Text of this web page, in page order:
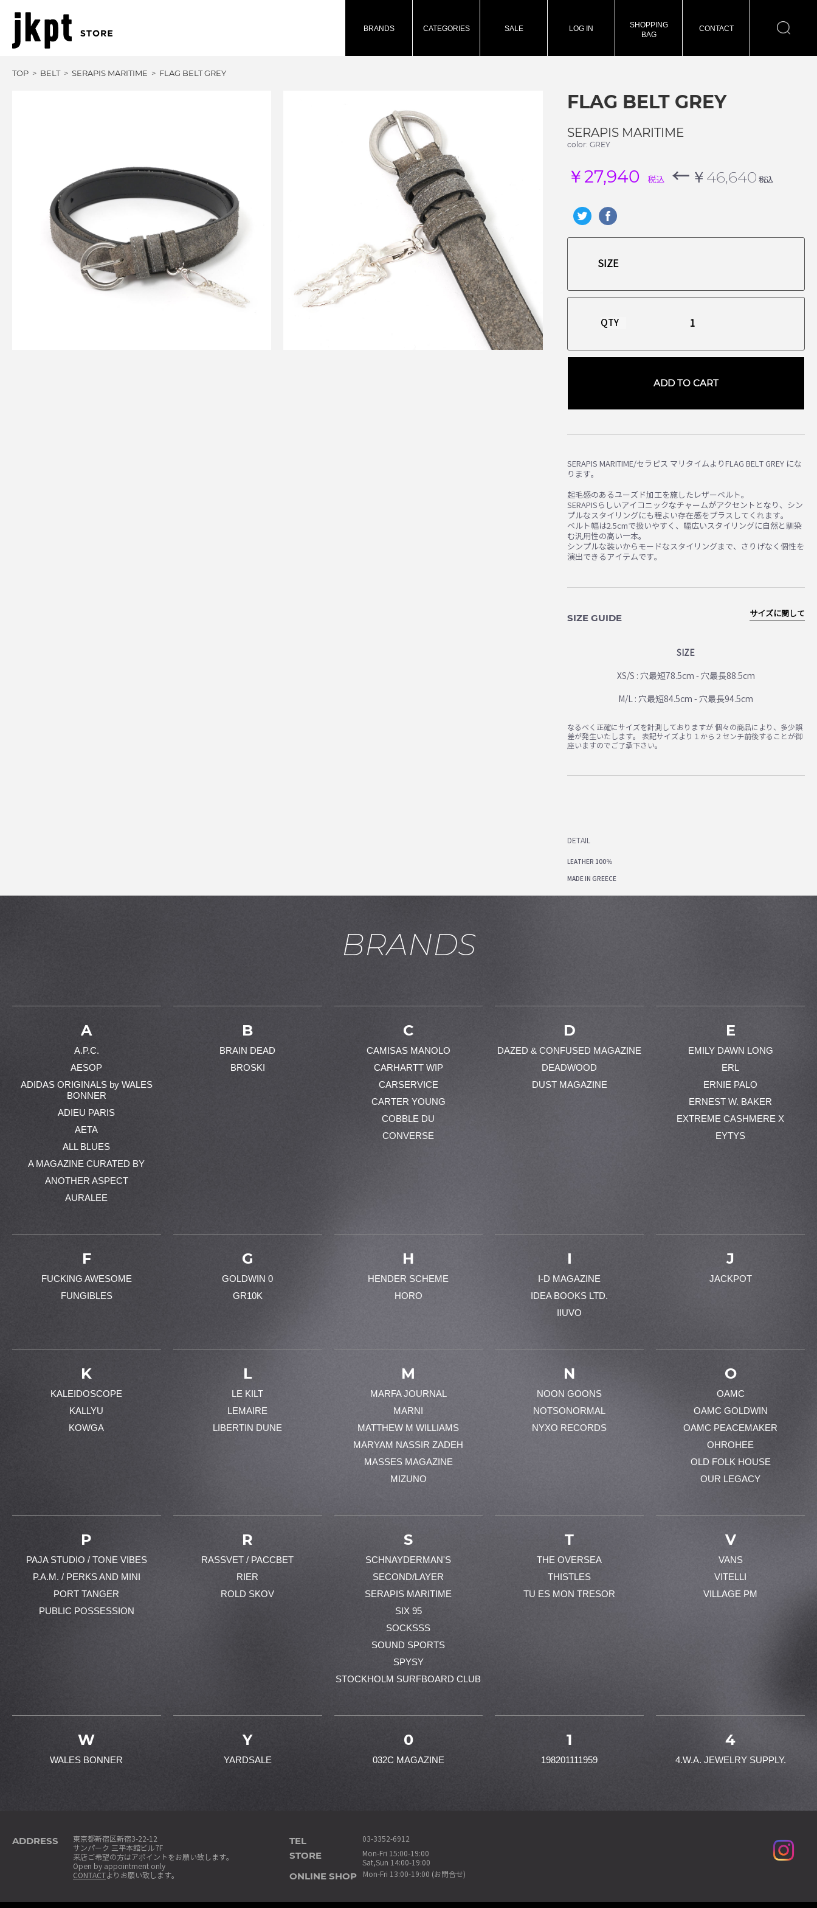
BRANDS CATEGORIES SALE LOG IN
SHOPPING
BAG
CONTACT
TOP BELT SERAPIS MARITIME FLAG BELT GREY
FLAG BELT GREY
SERAPIS MARITIME
color: GREY
￥27,940 税込 ← ￥46,640 税込
QTY
ADD TO CART
SERAPIS MARITIME/セラピス マリタイムよりFLAG BELT GREY にな
ります。
起毛感のあるユーズド加工を施したレザーベルト。
SERAPISらしいアイコニックなチャームがアクセントとなり、シン
プルなスタイリングにも程よい存在感をプラスしてくれます。
ベルト幅は2.5cmで扱いやすく、幅広いスタイリングに自然と馴染
む汎用性の高い一本。
シンプルな装いからモードなスタイリングまで、さりげなく個性を
演出できるアイテムです。
SIZE GUIDE
SIZE
XS/S : 穴最短78.5cm - 穴最長88.5cm
M/L : 穴最短84.5cm - 穴最長94.5cm
サイズに関して
なるべく正確にサイズを計測しておりますが 個々の商品により、多少誤
差が発生いたします。 表記サイズより１から２センチ前後することが御
座いますのでご了承下さい。
DETAIL
LEATHER 100％
MADE IN GREECE
BRANDS
A
A.P.C.
AESOP
ADIDAS ORIGINALS by WALES
BONNER
ADIEU PARIS
AETA
ALL BLUES
A MAGAZINE CURATED BY
ANOTHER ASPECT
AURALEE
B
BRAIN DEAD
BROSKI
C
CAMISAS MANOLO
CARHARTT WIP
CARSERVICE
CARTER YOUNG
COBBLE DU
CONVERSE
D
DAZED & CONFUSED MAGAZINE
DEADWOOD
DUST MAGAZINE
E
EMILY DAWN LONG
ERL
ERNIE PALO
ERNEST W. BAKER
EXTREME CASHMERE X
EYTYS
F
FUCKING AWESOME
FUNGIBLES
G
GOLDWIN 0
GR10K
H
HENDER SCHEME
HORO
I
I-D MAGAZINE
IDEA BOOKS LTD.
IIUVO
J
JACKPOT
K
KALEIDOSCOPE
KALLYU
KOWGA
L
LE KILT
LEMAIRE
LIBERTIN DUNE
M
MARFA JOURNAL
MARNI
MATTHEW M WILLIAMS
MARYAM NASSIR ZADEH
MASSES MAGAZINE
MIZUNO
N
NOON GOONS
NOTSONORMAL
NYXO RECORDS
O
OAMC
OAMC GOLDWIN
OAMC PEACEMAKER
OHROHEE
OLD FOLK HOUSE
OUR LEGACY
P
PAJA STUDIO / TONE VIBES
P.A.M. / PERKS AND MINI
PORT TANGER
PUBLIC POSSESSION
R
RASSVET / PACCBET
RIER
ROLD SKOV
S
SCHNAYDERMAN'S
SECOND/LAYER
SERAPIS MARITIME
SIX 95
SOCKSSS
SOUND SPORTS
SPYSY
STOCKHOLM SURFBOARD CLUB
T
THE OVERSEA
THISTLES
TU ES MON TRESOR
V
VANS
VITELLI
VILLAGE PM
W
WALES BONNER
Y
YARDSALE
0
032C MAGAZINE
1
198201111959
4
4.W.A. JEWELRY SUPPLY.
ADDRESS
東京都新宿区新宿3-22-12
サンパーク 三平本館ビル7F
来店ご希望の方はアポイントをお願い致します。
Open by appointment only
CONTACTよりお願い致します。
TEL 03-3352-6912
STORE
Mon-Fri 15:00-19:00
Sat,Sun 14:00-19:00
ONLINE SHOP Mon-Fri 13:00-19:00 (お問合せ)